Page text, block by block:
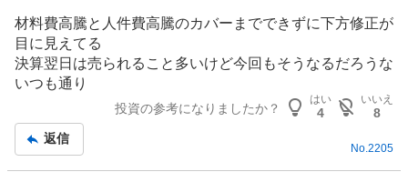
材料費高騰と人件費高騰のカバーまでできずに下方修正が
目に見えてる
決算翌日は売られること多いけど今回もそうなるだろうな
いつも通り
投資の参考になりましたか？
はい
4
いいえ
8
返信
No. 2205